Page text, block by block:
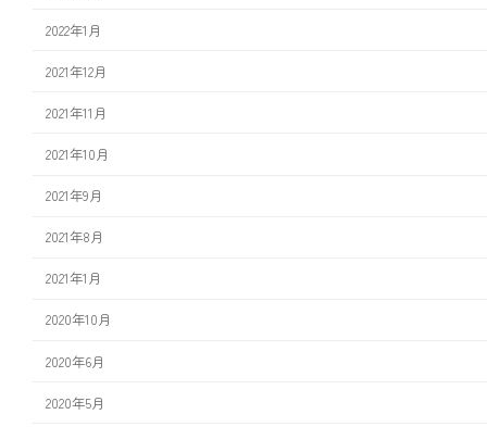
2022年1月
2021年12月
2021年11月
2021年10月
2021年9月
2021年8月
2021年1月
2020年10月
2020年6月
2020年5月